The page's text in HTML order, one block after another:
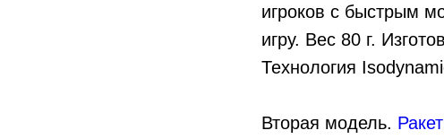
игроков с быстрым
игру. Вес 80 г.
Технология
Вторая модель.